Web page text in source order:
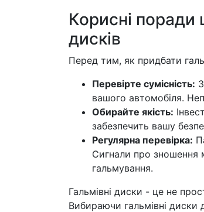
Корисні поради
дисків
Перед тим, як придбати
Перевірте сумісність:
вашого автомобіля.
Обирайте якість:
забезпечить вашу
Регулярна перевірка:
Сигнали про зношення
гальмування.
Гальмівні диски - це не
Вибираючи гальмівні диски